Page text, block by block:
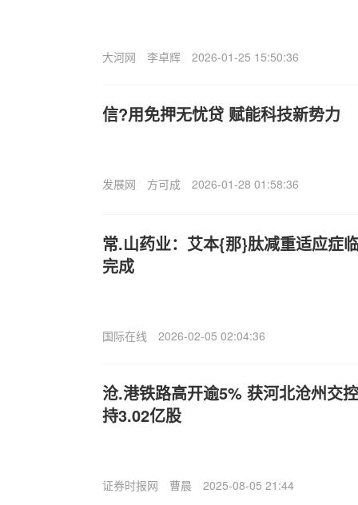
大河网 李卓辉 2026-01-25 15:50:36
信?用免押无忧贷 赋能科技新势力
发展网 方可成 2026-01-28 01:58:36
常.山药业：艾本{那}肽减重适应症
完成
国际在线 2026-02-05 02:04:36
沧.港铁路高开逾5% 获河北沧州交
持3.02亿股
证券时报网 曹晨 2025-08-05 21:44